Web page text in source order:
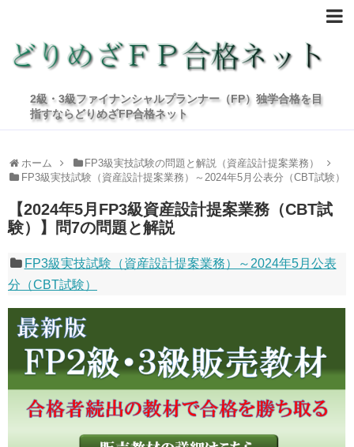
2級・3級ファイナンシャルプランナー（FP）独学合格を目
指すならどりめざFP合格ネット
ホーム
FP3級実技試験の問題と解説（資産設計提案業務）
FP3級実技試験（資産設計提案業務）～2024年5月公表分（CBT試験）
【2024年5月FP3級資産設計提案業務（CBT試
験）】問7の問題と解説
FP3級実技試験（資産設計提案業務）～2024年5月公表
分（CBT試験）